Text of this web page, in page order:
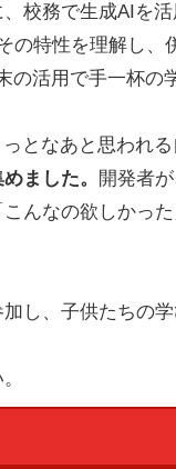
校務で生成AIを
の特性を理解し、
の活用で手一杯の
となあと思われ
ました。
開発者
んなの欲しかっ
し、子供たちの